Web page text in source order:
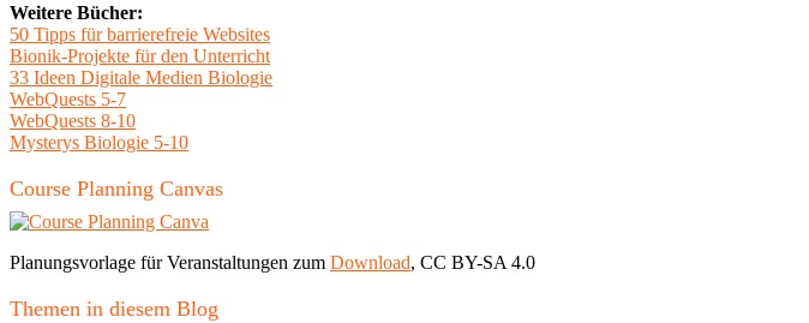
Weitere Bücher:
50 Tipps für barrierefreie Websites
Bionik-Projekte für den Unterricht
33 Ideen Digitale Medien Biologie
WebQuests 5-7
WebQuests 8-10
Mysterys Biologie 5-10
Course Planning Canvas
Planungsvorlage für Veranstaltungen zum Download, CC BY-SA 4.0
Themen in diesem Blog